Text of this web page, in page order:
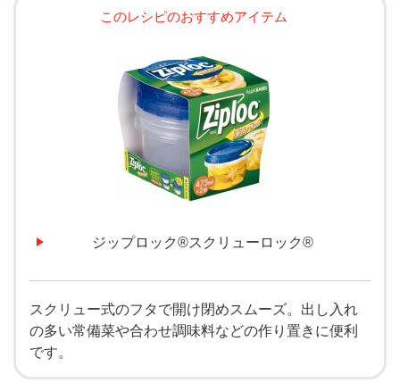
このレシピのおすすめアイテム
ジップロック®スクリューロック®
スクリュー式のフタで開け閉めスムーズ。出し入れ
の多い常備菜や合わせ調味料などの作り置きに便利
です。